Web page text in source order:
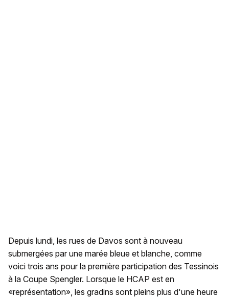
Depuis lundi, les rues de Davos sont à nouveau
submergées par une marée bleue et blanche, comme
voici trois ans pour la première participation des Tessinois
à la Coupe Spengler. Lorsque le HCAP est en
«représentation», les gradins sont pleins plus d'une heure